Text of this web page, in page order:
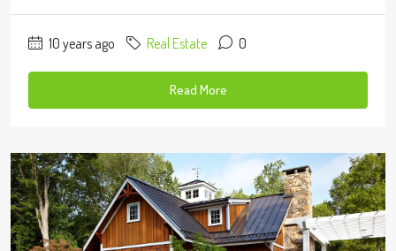
10 years ago Real Estate 0
Read More